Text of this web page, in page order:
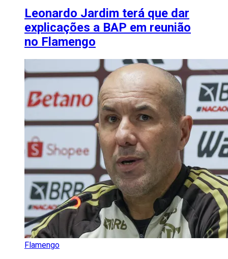
Leonardo Jardim terá que dar
explicações a BAP em reunião
no Flamengo
Flamengo